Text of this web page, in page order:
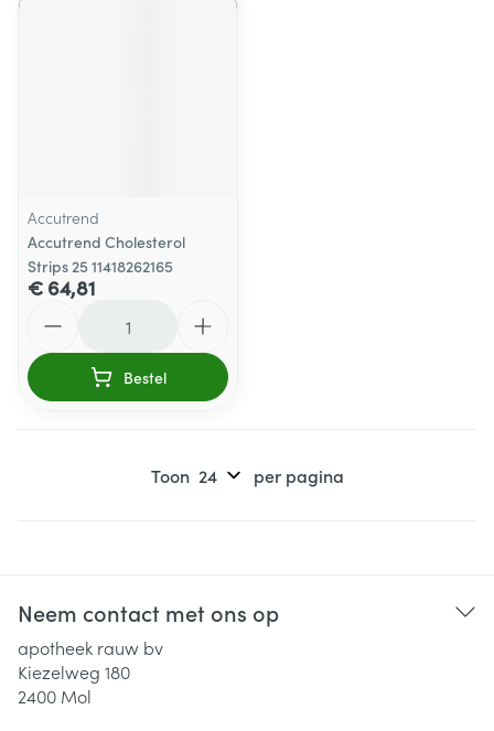
Accutrend
Accutrend Cholesterol
Strips 25 11418262165
€ 64,81
Bestel
Toon per pagina
Neem contact met ons op
apotheek rauw bv
Kiezelweg 180
2400 Mol